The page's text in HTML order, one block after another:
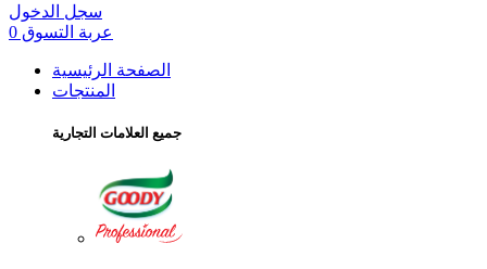
سجل الدخول
عربة التسوق 0
الصفحة الرئيسية
المنتجات
جميع العلامات التجارية